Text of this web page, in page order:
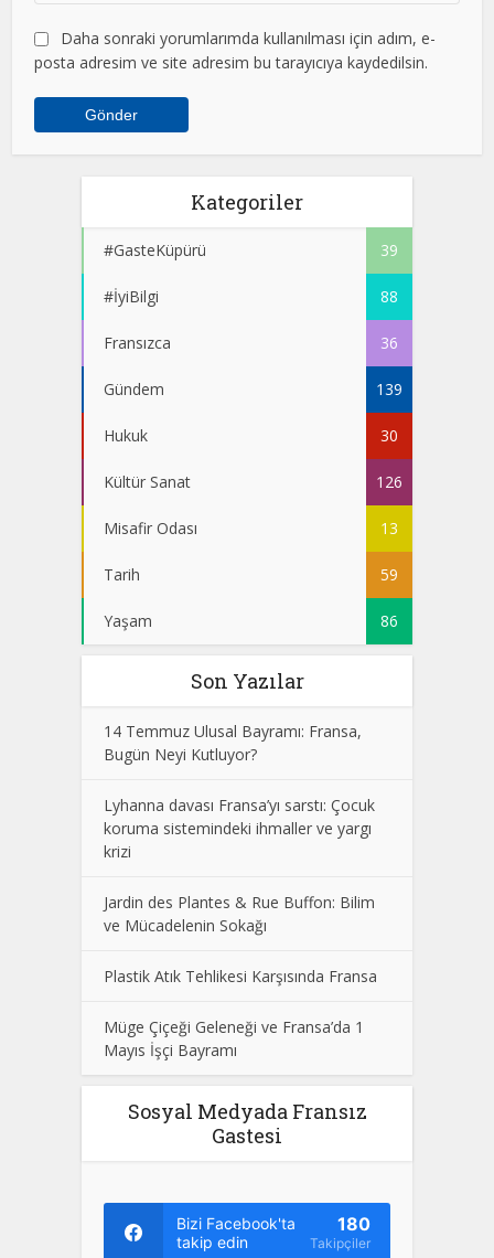
Daha sonraki yorumlarımda kullanılması için adım, e-
posta adresim ve site adresim bu tarayıcıya kaydedilsin.
Kategoriler
#GasteKüpürü 39
#İyiBilgi 88
Fransızca 36
Gündem 139
Hukuk 30
Kültür Sanat 126
Misafir Odası 13
Tarih 59
Yaşam 86
Son Yazılar
14 Temmuz Ulusal Bayramı: Fransa,
Bugün Neyi Kutluyor?
Lyhanna davası Fransa’yı sarstı: Çocuk
koruma sistemindeki ihmaller ve yargı
krizi
Jardin des Plantes & Rue Buffon: Bilim
ve Mücadelenin Sokağı
Plastik Atık Tehlikesi Karşısında Fransa
Müge Çiçeği Geleneği ve Fransa’da 1
Mayıs İşçi Bayramı
Sosyal Medyada Fransız
Gastesi
Bizi Facebook'ta
takip edin
180
Takipçiler